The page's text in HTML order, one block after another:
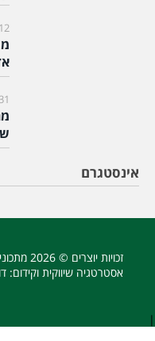
12 ינואר, 2014
31 מאי, 2015
אינסטגרם
זכויות יוצרים © 2026
אסטרטגיה שיווקית וקידום:
|